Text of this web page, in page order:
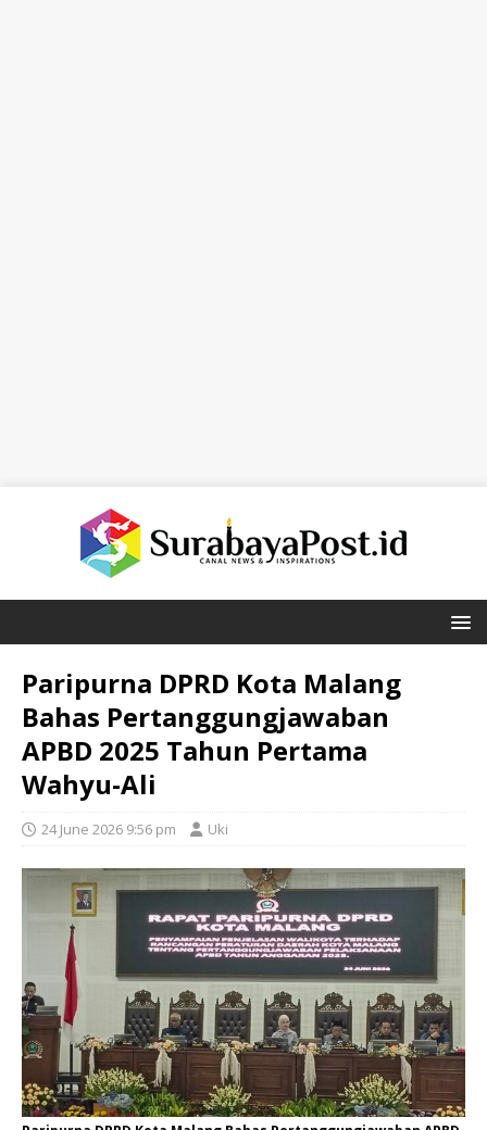
Paripurna DPRD Kota Malang
Bahas Pertanggungjawaban
APBD 2025 Tahun Pertama
Wahyu-Ali
24 June 2026 9:56 pm Uki